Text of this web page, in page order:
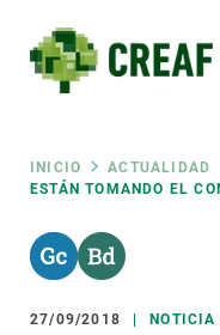
contenido
principal
Ruta
de
INICIO ACTUALIDAD
ESTÁN TOMANDO EL
27/09/2018 NOTICIA
RRSS
Featured
INTRANET